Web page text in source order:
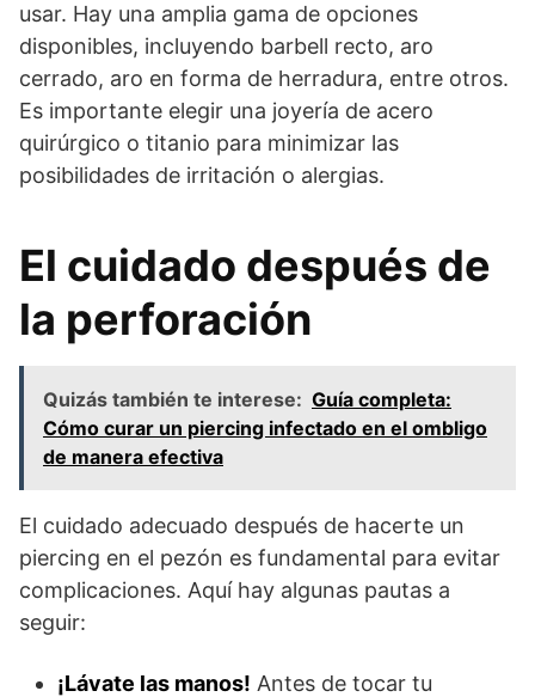
usar. Hay una amplia gama de opciones
disponibles, incluyendo barbell recto, aro
cerrado, aro en forma de herradura, entre otros.
Es importante elegir una joyería de acero
quirúrgico o titanio para minimizar las
posibilidades de irritación o alergias.
El cuidado después de
la perforación
Quizás también te interese: Guía completa:
Cómo curar un piercing infectado en el ombligo
de manera efectiva
El cuidado adecuado después de hacerte un
piercing en el pezón es fundamental para evitar
complicaciones. Aquí hay algunas pautas a
seguir:
¡Lávate las manos! Antes de tocar tu